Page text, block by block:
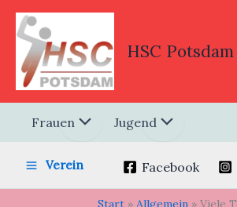
Zum
Inhalt
springen
HSC Potsdam
Frauen Jugend
Verein Facebook
Start Allgemein Viele